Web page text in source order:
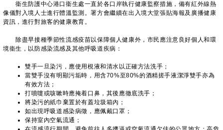
衞生防護中心港口衞生處一直於各口岸執行健康監察措施，備有紅外線熱
像儀對入境人士進行體溫監測。署方會繼續在出入境大堂張貼海報及廣播健康
資訊，進行對旅客的健康教育。
除盡早接種季節性流感疫苗以保障個人健康外，市民應注意良好個人和環
境衞生，以防感染流感及其他呼吸道疾病：
雙手一旦染污，應使用梘液和清水以正確方法洗手；
當雙手沒有明顯污垢時，用含70%至80%的酒精搓手液潔淨雙手亦為
有效方法；
打噴嚏或咳嗽時應掩着口鼻，其後應徹底洗手；
將染污的紙巾棄置於有蓋垃圾箱內；
如出現呼吸道感染病徵，應佩戴口罩；
保持室內空氣流通；